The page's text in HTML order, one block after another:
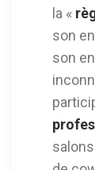
la «
son
son